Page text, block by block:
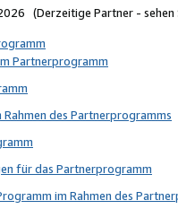
(Derzeitige Partner - sehen
Partnerprogramm
des Partnerprogramms
für das Partnerprogramm
im Rahmen des